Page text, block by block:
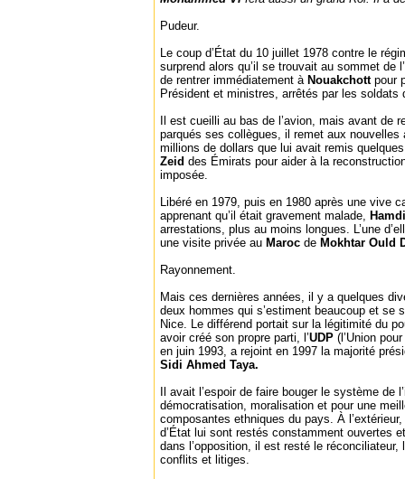
Pudeur.
Le coup d’État du 10 juillet 1978 contre le
surprend alors qu’il se trouvait au sommet de l’
de rentrer immédiatement à Nouakchott pour
Président et ministres, arrêtés par les soldats
Il est cueilli au bas de l’avion, mais avant de
parqués ses collègues, il remet aux nouvelles
millions de dollars que lui avait remis
Zeid des Émirats pour aider à la
imposée.
Libéré en 1979, puis en 1980 après une vive
apprenant qu’il était gravement malade,
arrestations, plus au moins longues. L’une
une visite privée au Maroc de Mokhtar Ould
Rayonnement.
Mais ces dernières années, il y a quelques
deux hommes qui s’estiment beaucoup et se
Nice. Le différend portait sur la légitimité du
avoir créé son propre parti, l’UDP (l’Union
en juin 1993, a rejoint en 1997 la majorité
Sidi Ahmed Taya.
Il avait l’espoir de faire bouger le système de
démocratisation, moralisation et pour une
composantes ethniques du pays. À
d’État lui sont restés constamment ouvertes
dans l’opposition, il est resté le réconciliateur,
conflits et litiges.